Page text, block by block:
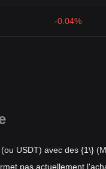
-0.04%
USDT) avec des {1\}
pas actuellement